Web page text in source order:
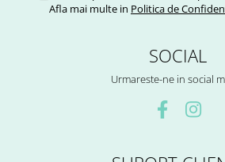
Afla mai multe in Politica de
SOCIAL
Urmareste-ne in social